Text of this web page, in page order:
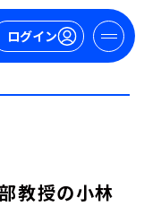
ログイン
教授の小林